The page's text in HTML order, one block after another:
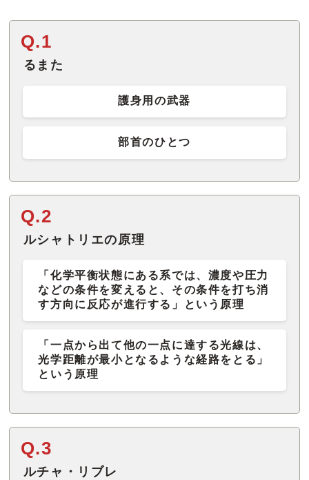
Q.1
るまた
護身用の武器
部首のひとつ
Q.2
ルシャトリエの原理
「化学平衡状態にある系では、濃度や圧力
などの条件を変えると、その条件を打ち消
す方向に反応が進行する」という原理
「一点から出て他の一点に達する光線は、
光学距離が最小となるような経路をとる」
という原理
Q.3
ルチャ・リブレ